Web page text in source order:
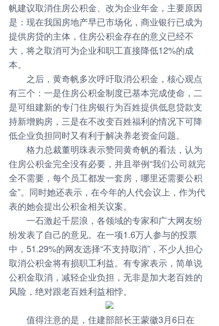
帆建议取消住房公积金、改为企业年金，主要原因
是：现在我国房地产早已市场化，商业银行已成为
提供房贷的主体，住房公积金存在的意义已经不
大，将之取消可为企业和职工直接降低12%的成
本。
之后，黄奇帆多次呼吁取消公积金，核心观点
有三个：一是住房公积金制度已基本完成使命，二
是可组建新的专门住房银行为百姓提供低息贷款支
持新增购房，三是在不改变百姓福利的情况下可降
低企业负担同时又有利于解决养老资金问题。
格力总裁董明珠表示赞同黄奇帆的看法，认为
住房公积金完全没有必要，并且举例“我们公司就完
全不需要，每个员工都发一套房，哪里还需要公积
金”。同时她还表示，在今年的人代会议上，作为代
表的她会提出公积金相关议案。
一石激起千层浪，各领域的专家和广大网友纷
纷发表了自己的意见。在一项1.6万人参与的投票
中，51.29%的网友选择“不支持取消”，不少人担心
取消公积金将有损职工利益。有专家表示，简单说
公积金取消，减轻企业负担，无非是加大老百姓的
风险，绝对跟老百姓利益相悖。
值得注意的是，住建部部长王蒙徽3月6日在